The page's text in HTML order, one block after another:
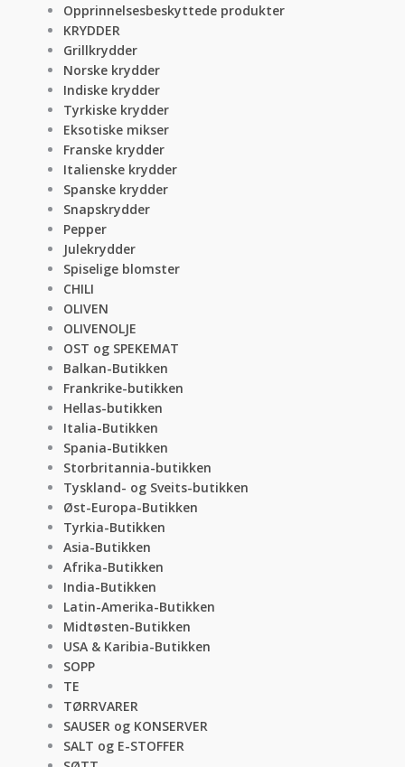
Opprinnelsesbeskyttede produkter
KRYDDER
Grillkrydder
Norske krydder
Indiske krydder
Tyrkiske krydder
Eksotiske mikser
Franske krydder
Italienske krydder
Spanske krydder
Snapskrydder
Pepper
Julekrydder
Spiselige blomster
CHILI
OLIVEN
OLIVENOLJE
OST og SPEKEMAT
Balkan-Butikken
Frankrike-butikken
Hellas-butikken
Italia-Butikken
Spania-Butikken
Storbritannia-butikken
Tyskland- og Sveits-butikken
Øst-Europa-Butikken
Tyrkia-Butikken
Asia-Butikken
Afrika-Butikken
India-Butikken
Latin-Amerika-Butikken
Midtøsten-Butikken
USA & Karibia-Butikken
SOPP
TE
TØRRVARER
SAUSER og KONSERVER
SALT og E-STOFFER